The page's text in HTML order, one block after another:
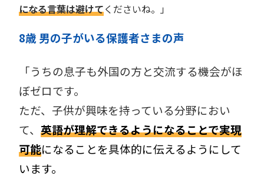
になる言葉は避けてくださいね。」
8歳 男の子がいる保護者さまの声
「うちの息子も外国の方と交流する機会がほ
ぼゼロです。
ただ、子供が興味を持っている分野におい
て、 英語が理解できるようになることで実現
可能になることを具体的に伝えるようにして
います。